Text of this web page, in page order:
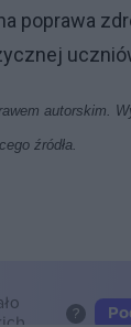
poprawa
autorskim.
źródła.